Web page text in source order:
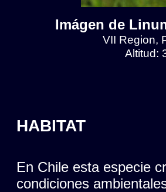
Imágen de
VII Region,
Altitud:
HABITAT
En Chile esta especie
condiciones